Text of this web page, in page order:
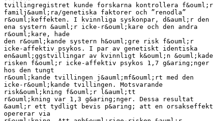
tvillingregistret kunde forskarna kontrollera f&ouml;r
familj&auml;ra/genetiska faktorer och ”renodla”
r&ouml;keffekten. I kvinnliga syskonpar, d&auml;r den
ena systern &auml;r icke-r&ouml;kare och den andra
r&ouml;kare, hade
den r&ouml;kande systern h&ouml;gre risk f&ouml;r
icke-affektiv psykos. I par av genetiskt identiska
en&auml;ggstvillingar av kvinnligt k&ouml;n &ouml;kade
risken f&ouml;r icke-affektiv psykos 1,7 g&aring;nger
hos den tungt
r&ouml;kande tvillingen j&auml;mf&ouml;rt med den
icke-r&ouml;kande tvillingen. Motsvarande
risk&ouml;kning f&ouml;r l&auml;tt
r&ouml;kning var 1,3 g&aring;nger. Dessa resultat
&auml;r ett tydligt bevis p&aring; att en orsakseffekt
opererar via